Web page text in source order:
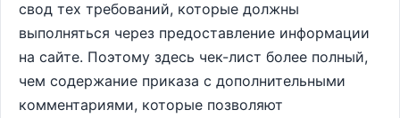
свод тех требований, которые должны
выполняться через предоставление информации
на сайте. Поэтому здесь чек-лист более полный,
чем содержание приказа с дополнительными
комментариями, которые позволяют